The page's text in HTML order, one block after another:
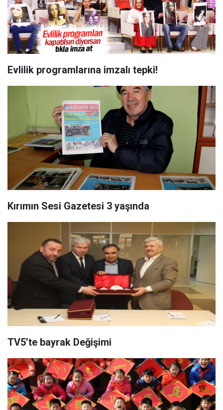
Evlilik programlarına imzalı tepki!
Kırımın Sesi Gazetesi 3 yaşında
TV5’te bayrak Değişimi